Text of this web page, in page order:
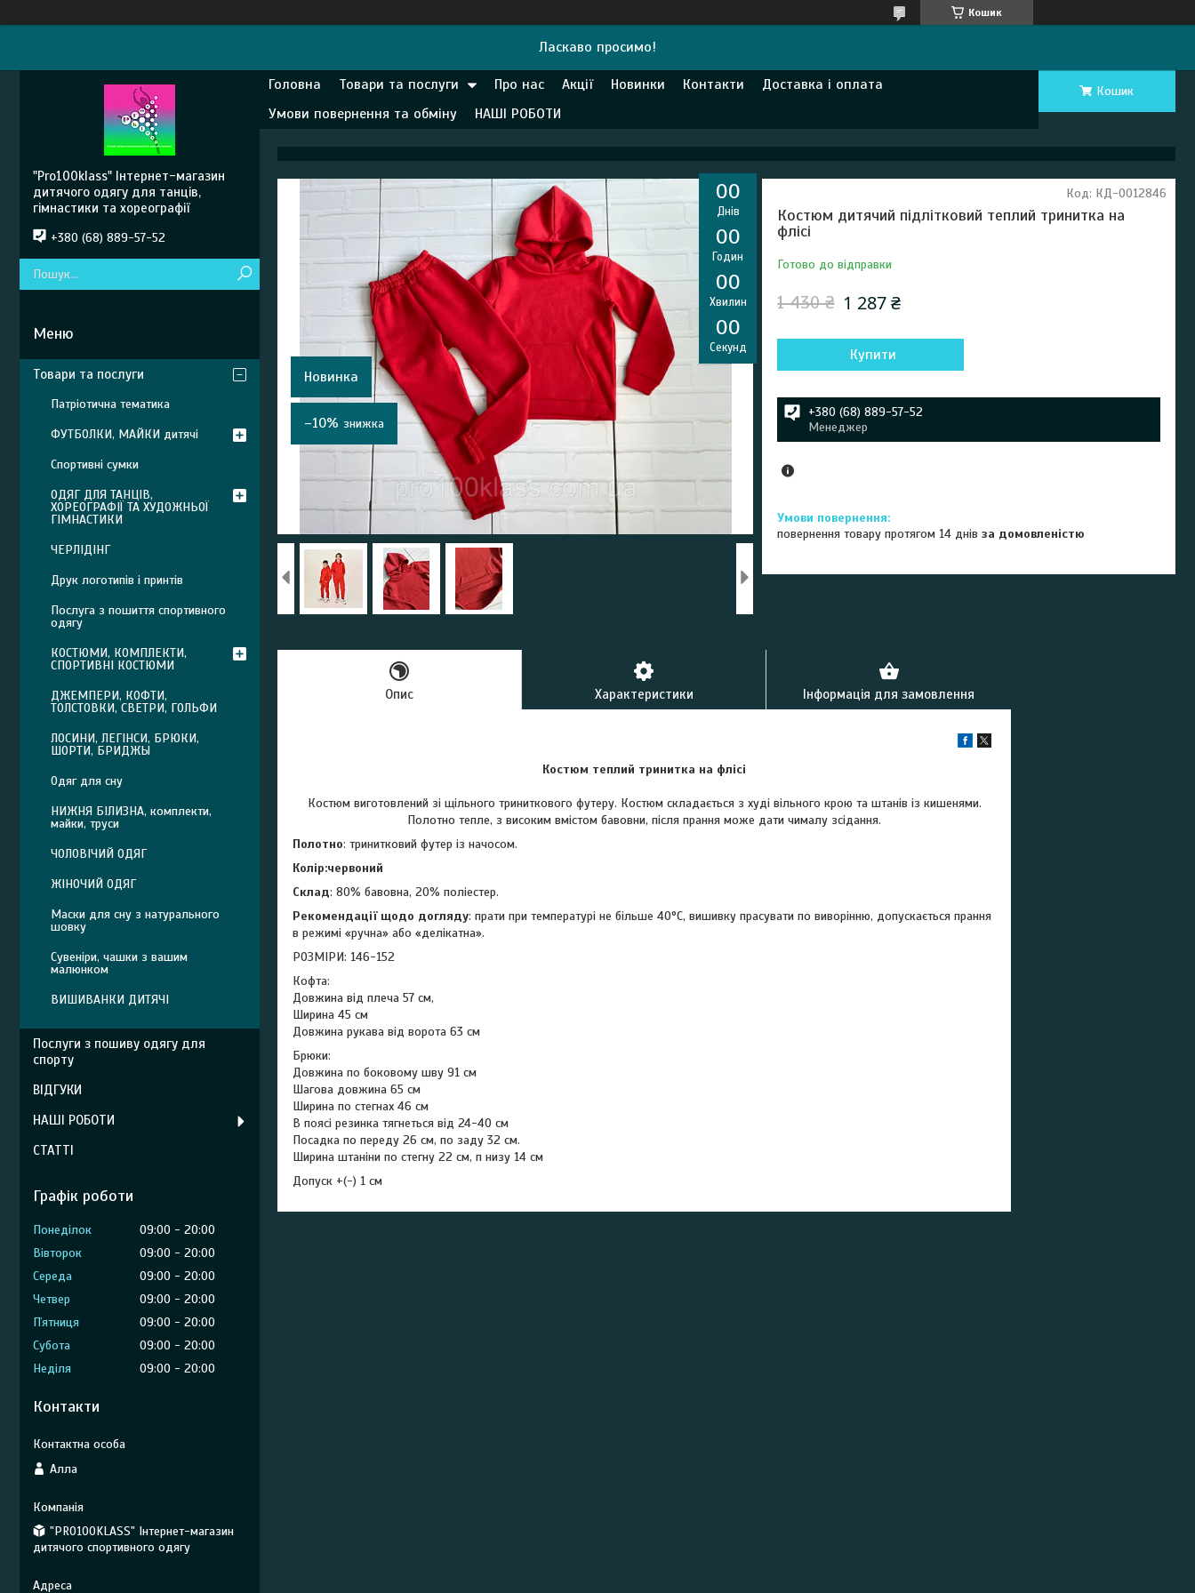
Кошик
Ласкаво просимо!
Головна Товари та послуги Про нас Акції Новинки Контакти
Доставка і оплата
Умови повернення та обміну
НАШІ РОБОТИ
Кошик
00
Днів
00
Годин
00
Хвилин
00
Секунд
Новинка
–10%
Костюм дитячий підлітковий теплий тринитка на
флісі
Готово до відправки
Код: КД-0012846
1 430 ₴ 1 287 ₴
Купити
+380 (68) 889-57-52
Менеджер
повернення товару протягом 14 днівза домовленістю
Опис Характеристики Інформація для замовлення
Костюм теплий тринитка на флісі
Костюм виготовлений зі щільного триниткового футеру. Костюм складається з худі вільного крою та штанів із кишенями.
Полотно тепле, з високим вмістом бавовни, після прання може дати чималу зсідання.
Полотно: тринитковий футер із начосом.
Колір:червоний
Склад: 80% бавовна, 20% поліестер.
Рекомендації щодо догляду: прати при температурі не більше 40°C, вишивку прасувати по виворінню, допускається прання
в режимі «ручна» або «делікатна».
РОЗМІРИ: 146-152
Кофта:
Довжина від плеча 57 см,
Ширина 45 см
Довжина рукава від ворота 63 см
Брюки:
Довжина по боковому шву 91 см
Шагова довжина 65 см
Ширина по стегнах 46 см
В поясі резинка тягнеться від 24-40 см
Посадка по переду 26 см, по заду 32 см.
Ширина штаніни по стегну 22 см, п низу 14 см
Допуск +(-) 1 см
"Pro100klass" Інтернет-магазин
дитячого одягу для танців,
гімнастики та хореографії
+380 (68) 889-57-52
Товари та послуги
Патріотична тематика
ФУТБОЛКИ, МАЙКИ дитячі
Спортивні сумки
ОДЯГ ДЛЯ ТАНЦІВ,
ХОРЕОГРАФІЇ ТА ХУДОЖНЬОЇ
ГІМНАСТИКИ
ЧЕРЛІДІНГ
Друк логотипів і принтів
Послуга з пошиття спортивного
одягу
КОСТЮМИ, КОМПЛЕКТИ,
СПОРТИВНІ КОСТЮМИ
ДЖЕМПЕРИ, КОФТИ,
ТОЛСТОВКИ, СВЕТРИ, ГОЛЬФИ
ЛОСИНИ, ЛЕГІНСИ, БРЮКИ,
ШОРТИ, БРИДЖЫ
Одяг для сну
НИЖНЯ БІЛИЗНА, комплекти,
майки, труси
ЧОЛОВІЧИЙ ОДЯГ
ЖІНОЧИЙ ОДЯГ
Маски для сну з натурального
шовку
Сувеніри, чашки з вашим
малюнком
ВИШИВАНКИ ДИТЯЧІ
Послуги з пошиву одягу для
спорту
ВІДГУКИ
НАШІ РОБОТИ
СТАТТІ
Графік роботи
Понеділок 09:00
20:00
Вівторок
09:00
20:00
Середа
09:00
20:00
Четвер
09:00
20:00
Пʼятниця
09:00
20:00
Субота
09:00
20:00
Неділя
09:00 20:00
Контакти
Алла
"PRO100KLASS" Інтернет-магазин
дитячого спортивного одягу